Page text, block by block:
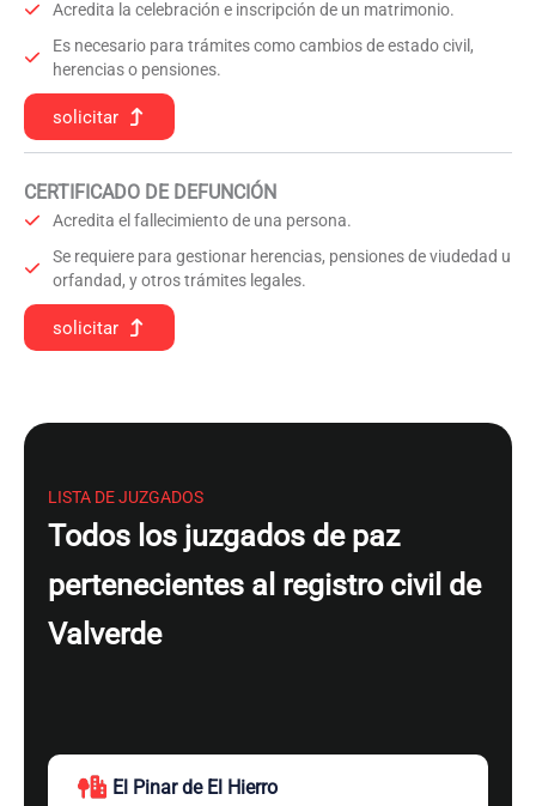
Acredita la celebración e inscripción de un matrimonio.
Es necesario para trámites como cambios de estado civil,
herencias o pensiones.
solicitar
CERTIFICADO DE DEFUNCIÓN
Acredita el fallecimiento de una persona.
Se requiere para gestionar herencias, pensiones de viudedad u
orfandad, y otros trámites legales.
solicitar
LISTA DE JUZGADOS
Todos los juzgados de paz
pertenecientes al registro civil de
Valverde
El Pinar de El Hierro